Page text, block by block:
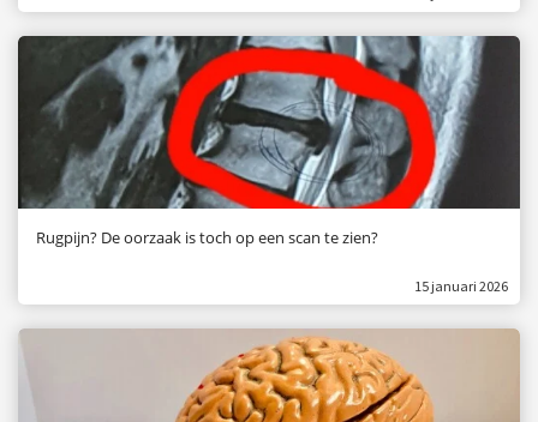
Rugpijn? De oorzaak is toch op een scan te zien?
15 januari 2026